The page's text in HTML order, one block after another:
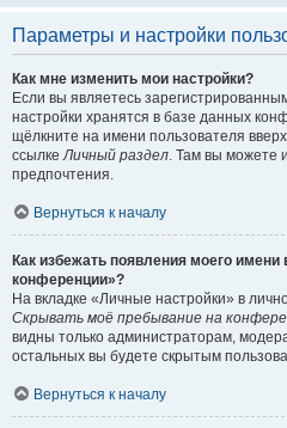
Параметры и настройки
Как мне изменить мои настройки?
Если вы являетесь
настройки хранятся в базе данных
щёлкните на имени пользователя
ссылкеЛичный раздел. Там вы можете
предпочтения.
Вернуться к началу
Как избежать появления моего имени
конференции»?
На вкладке «Личные настройки» в
Скрывать моё пребывание на
видны только администраторам,
остальных вы будете скрытым
Вернуться к началу